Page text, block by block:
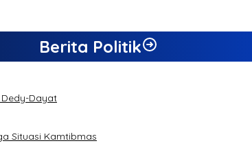
Berita Politik
Dayat
Situasi Kamtibmas